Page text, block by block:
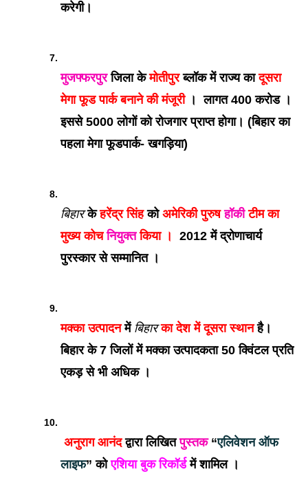
करेगी।
मुजफ्फरपुर जिला के मोतीपुर ब्लॉक में राज्य का दूसरा
मेगा फूड पार्क बनाने की मंजूरी ।  लागत 400 करोड ।
इससे 5000 लोगों को रोजगार प्राप्त होगा। (बिहार का
पहला मेगा फूडपार्क- खगड़िया)
बिहार के हरेंद्र सिंह को अमेरिकी पुरुष हॉकी टीम का
मुख्य कोच नियुक्त किया ।
2012 में द्रोणाचार्य
पुरस्कार से सम्मानित ।
मक्का उत्पादन में बिहार का देश में दूसरा स्थान है।
बिहार के 7 जिलों में मक्का उत्पादकता 50 क्विंटल प्रति
एकड़ से भी अधिक ।
अनुराग आनंद द्वारा लिखित पुस्तक “एलिवेशन ऑफ
लाइफ” को एशिया बुक रिकॉर्ड में शामिल ।